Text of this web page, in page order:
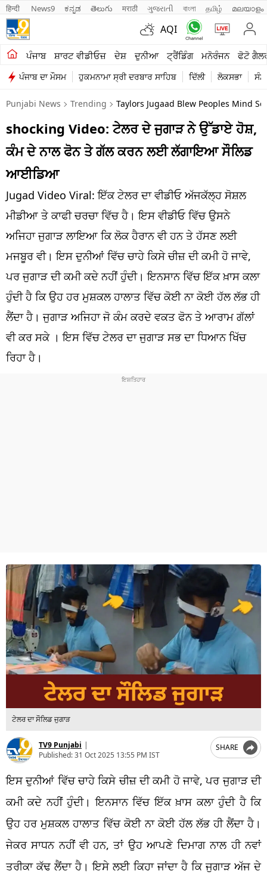
हिन्दी News9 ಕನ್ನಡ తెలుగు मराठी ગુજરાતી বাংলা தமிழ் മലയാളം
AQI
ਪੰਜਾਬ ਸ਼ਾਰਟ ਵੀਡੀਓਜ਼ ਦੇਸ਼ ਦੁਨੀਆ ਟ੍ਰੈਂਡਿੰਗ ਮਨੋਰੰਜਨ ਫੋਟੋ
ਪੰਜਾਬ ਦਾ ਮੌਸਮ ਹੁਕਮਨਾਮਾ ਸ੍ਰੀ ਦਰਬਾਰ ਸਾਹਿਬ ਦਿੱਲੀ ਲੋਕਸਭਾ
ਖੇਤੀਬਾੜੀ
ਸ਼ਾਰਟ ਵੀਡੀਓਜ਼
ਕਾਰੋਬਾਰ
ਕਰਿਅਰ
ਦੇਸ਼
ਲਾਈਫ ਸਟਾਈਲ
ਪੰਜਾਬ
ਧਰਮ
ਖੇਡਾਂ
ਟੈਕਨੋਲਜੀ
ਟ੍ਰੈਂਡਿੰਗ
Punjabi News Trending Taylors Jugaad Blew Peoples Mind
shocking Video: ਟੇਲਰ ਦੇ ਜੁਗਾੜ ਨੇ ਉੱਡਾਏ ਹੋਸ਼,
ਕੰਮ ਦੇ ਨਾਲ ਫੋਨ ਤੇ ਗੱਲ ਕਰਨ ਲਈ ਲੱਗਾਇਆ ਸੌਲਿਡ
ਆਈਡਿਆ
Jugad Video Viral: ਇੱਕ ਟੇਲਰ ਦਾ ਵੀਡੀਓ ਅੱਜਕੱਲ੍ਹ ਸੋਸ਼ਲ
ਮੀਡੀਆ ਤੇ ਕਾਫੀ ਚਰਚਾ ਵਿੱਚ ਹੈ। ਇਸ ਵੀਡੀਓ ਵਿੱਚ ਉਸਨੇ
ਅਜਿਹਾ ਜੁਗਾੜ ਲਾਇਆ ਕਿ ਲੋਕ ਹੈਰਾਨ ਵੀ ਹਨ ਤੇ ਹੱਸਣ ਲਈ
ਮਜਬੂਰ ਵੀ। ਇਸ ਦੁਨੀਆਂ ਵਿੱਚ ਚਾਹੇ ਕਿਸੇ ਚੀਜ਼ ਦੀ ਕਮੀ ਹੋ ਜਾਵੇ,
ਪਰ ਜੁਗਾੜ ਦੀ ਕਮੀ ਕਦੇ ਨਹੀਂ ਹੁੰਦੀ। ਇਨਸਾਨ ਵਿੱਚ ਇੱਕ ਖ਼ਾਸ ਕਲਾ
ਹੁੰਦੀ ਹੈ ਕਿ ਉਹ ਹਰ ਮੁਸ਼ਕਲ ਹਾਲਾਤ ਵਿੱਚ ਕੋਈ ਨਾ ਕੋਈ ਹੱਲ ਲੱਭ ਹੀ
ਲੈਂਦਾ ਹੈ। ਜੁਗਾੜ ਅਜਿਹਾ ਜੋ ਕੰਮ ਕਰਦੇ ਵਕਤ ਫੋਨ ਤੇ ਆਰਾਮ ਗੱਲਾਂ
ਵੀ ਕਰ ਸਕੇ । ਇਸ ਵਿੱਚ ਟੇਲਰ ਦਾ ਜੁਗਾੜ ਸਭ ਦਾ ਧਿਆਨ ਖਿੱਚ
ਰਿਹਾ ਹੈ।
ਟੇਲਰ ਦਾ ਸੌਲਿਡ ਜੁਗਾੜ
TV9 Punjabi |
Published:31 Oct 2025 13:55 PM IST
SHARE
ਇਸ ਦੁਨੀਆਂ ਵਿੱਚ ਚਾਹੇ ਕਿਸੇ ਚੀਜ਼ ਦੀ ਕਮੀ ਹੋ ਜਾਵੇ, ਪਰ ਜੁਗਾੜ ਦੀ
ਕਮੀ ਕਦੇ ਨਹੀਂ ਹੁੰਦੀ। ਇਨਸਾਨ ਵਿੱਚ ਇੱਕ ਖ਼ਾਸ ਕਲਾ ਹੁੰਦੀ ਹੈ ਕਿ
ਉਹ ਹਰ ਮੁਸ਼ਕਲ ਹਾਲਾਤ ਵਿੱਚ ਕੋਈ ਨਾ ਕੋਈ ਹੱਲ ਲੱਭ ਹੀ ਲੈਂਦਾ ਹੈ।
ਜੇਕਰ ਸਾਧਨ ਨਹੀਂ ਵੀ ਹਨ, ਤਾਂ ਉਹ ਆਪਣੇ ਦਿਮਾਗ ਨਾਲ ਹੀ ਨਵਾਂ
ਤਰੀਕਾ ਕੱਢ ਲੈਂਦਾ ਹੈ। ਇਸੇ ਲਈ ਕਿਹਾ ਜਾਂਦਾ ਹੈ ਕਿ ਜੁਗਾੜ ਅੱਜ ਦੇ